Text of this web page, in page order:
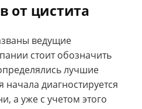
от цистита
ведущие
стоит обозначить
лучшие
начала диагностируется
а уже с учетом этого